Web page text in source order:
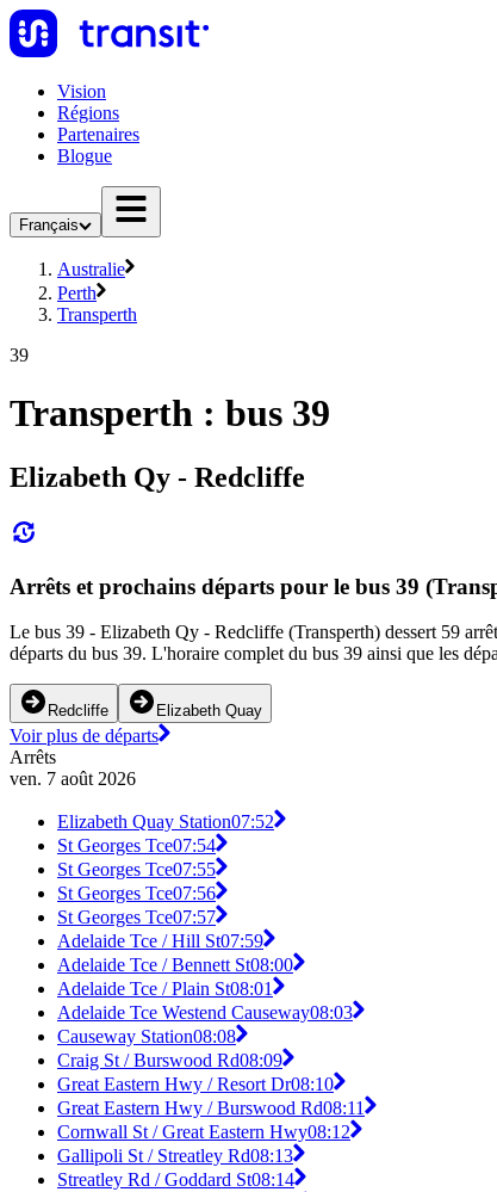
Vision
Régions
Partenaires
Blogue
Français
Australie
Perth
Transperth
39
Transperth : bus 39
Elizabeth Qy - Redcliffe
Arrêts et prochains départs pour le bus 39
Le bus 39 - Elizabeth Qy - Redcliffe (Transperth) dessert 59
départs du bus 39. L'horaire complet du bus 39 ainsi que les
Redcliffe Elizabeth Quay
Voir plus de départs
Arrêts
ven. 7 août 2026
Elizabeth Quay Station07:52
St Georges Tce07:54
St Georges Tce07:55
St Georges Tce07:56
St Georges Tce07:57
Adelaide Tce / Hill St07:59
Adelaide Tce / Bennett St08:00
Adelaide Tce / Plain St08:01
Adelaide Tce Westend Causeway08:03
Causeway Station08:08
Craig St / Burswood Rd08:09
Great Eastern Hwy / Resort Dr08:10
Great Eastern Hwy / Burswood Rd08:11
Cornwall St / Great Eastern Hwy08:12
Gallipoli St / Streatley Rd08:13
Streatley Rd / Goddard St08:14